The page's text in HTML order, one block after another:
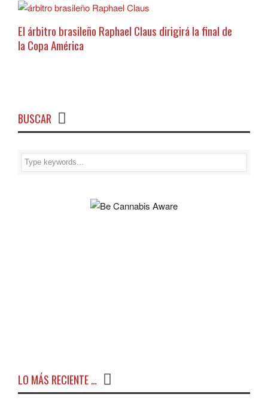
El árbitro brasileño Raphael Claus dirigirá la final de
la Copa América
BUSCAR
LO MÁS RECIENTE …